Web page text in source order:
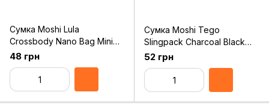
Сумка Moshi Lula
Crossbody Nano Bag Mini
Handbag Bahama Blue
(99MO100531)
48 грн
Сумка Moshi Tego
Slingpack Charcoal Black
(99MO110003)
52 грн